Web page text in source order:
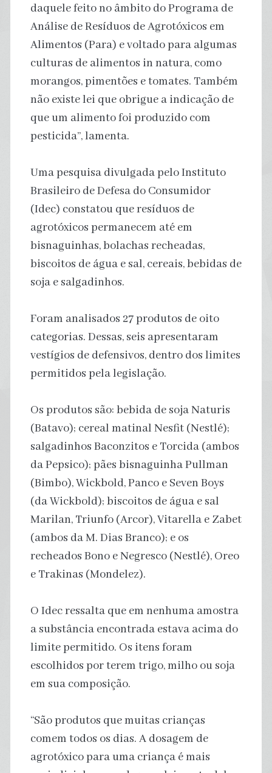
daquele feito no âmbito do Programa de
Análise de Resíduos de Agrotóxicos em
Alimentos (Para) e voltado para algumas
culturas de alimentos in natura, como
morangos, pimentões e tomates. Também
não existe lei que obrigue a indicação de
que um alimento foi produzido com
pesticida”, lamenta.
Uma pesquisa divulgada pelo Instituto
Brasileiro de Defesa do Consumidor
(Idec) constatou que resíduos de
agrotóxicos permanecem até em
bisnaguinhas, bolachas recheadas,
biscoitos de água e sal, cereais, bebidas de
soja e salgadinhos.
Foram analisados 27 produtos de oito
categorias. Dessas, seis apresentaram
vestígios de defensivos, dentro dos limites
permitidos pela legislação.
Os produtos são: bebida de soja Naturis
(Batavo); cereal matinal Nesfit (Nestlé);
salgadinhos Baconzitos e Torcida (ambos
da Pepsico); pães bisnaguinha Pullman
(Bimbo), Wickbold, Panco e Seven Boys
(da Wickbold); biscoitos de água e sal
Marilan, Triunfo (Arcor), Vitarella e Zabet
(ambos da M. Dias Branco); e os
recheados Bono e Negresco (Nestlé), Oreo
e Trakinas (Mondelez).
O Idec ressalta que em nenhuma amostra
a substância encontrada estava acima do
limite permitido. Os itens foram
escolhidos por terem trigo, milho ou soja
em sua composição.
“São produtos que muitas crianças
comem todos os dias. A dosagem de
agrotóxico para uma criança é mais